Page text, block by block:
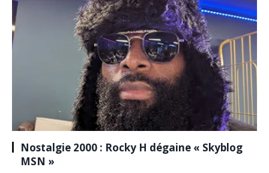
Nostalgie 2000 : Rocky H dégaine « Skyblog
MSN »